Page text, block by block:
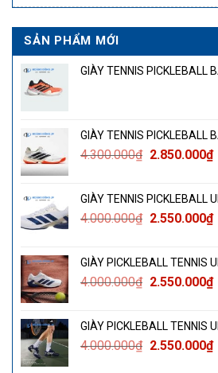
SẢN PHẨM MỚI
GIÀY TENNIS PICKLEBALL
GIÀY TENNIS PICKLEBALL
4.300.000₫ Giá
4.300.000₫.
2.850.000₫
GIÀY TENNIS PICKLEBALL
4.000.000₫ Giá
4.000.000₫.
2.550.000₫
GIÀY PICKLEBALL TENNIS
4.000.000₫ Giá
4.000.000₫.
2.550.000₫
GIÀY PICKLEBALL TENNIS
4.000.000₫ Giá
2.550.000₫